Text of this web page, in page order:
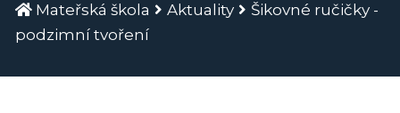
Mateřská škola Aktuality
Šikovné ručičky -
podzimní tvoření